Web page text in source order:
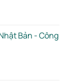
Bản - Công